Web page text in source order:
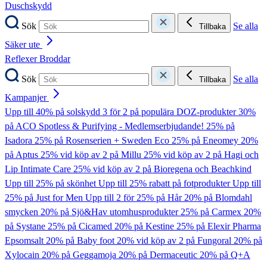
Duschskydd
Sök
Tillbaka
Se alla
Säker ute
ReflexerBroddar
Sök
Tillbaka
Se alla
Kampanjer
Upp till 40% på solskydd 3 för 2 på populära DOZ-produkter30%
på ACO Spotless & Purifying - Medlemserbjudande! 25% på
Isadora 25% på Rosenserien + Sweden Eco 25% på Eneomey 20%
på Aptus 25% vid köp av 2 på Millu 25% vid köp av 2 på Hagi och
Lip Intimate Care 25% vid köp av 2 på Bioregena och Beachkind
Upp till 25% på skönhetUpp till 25% rabatt på fotprodukterUpp till
25% på Just for Men Upp till 2 för 25% på Hår20% på Blomdahl
smycken 20% på Sjö&Hav utomhusprodukter25% på Carmex 20%
på Systane 25% på Cicamed 20% på Kestine 25% på Elexir Pharma
Epsomsalt20% på Baby foot20% vid köp av 2 på Fungoral 20% på
Xylocain 20% på Geggamoja 20% på Dermaceutic 20% på Q+A